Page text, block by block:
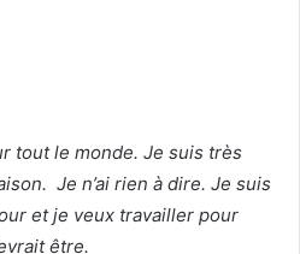
tout le monde. Je suis très
Je n’ai rien à dire. Je suis
et je veux travailler pour
être.